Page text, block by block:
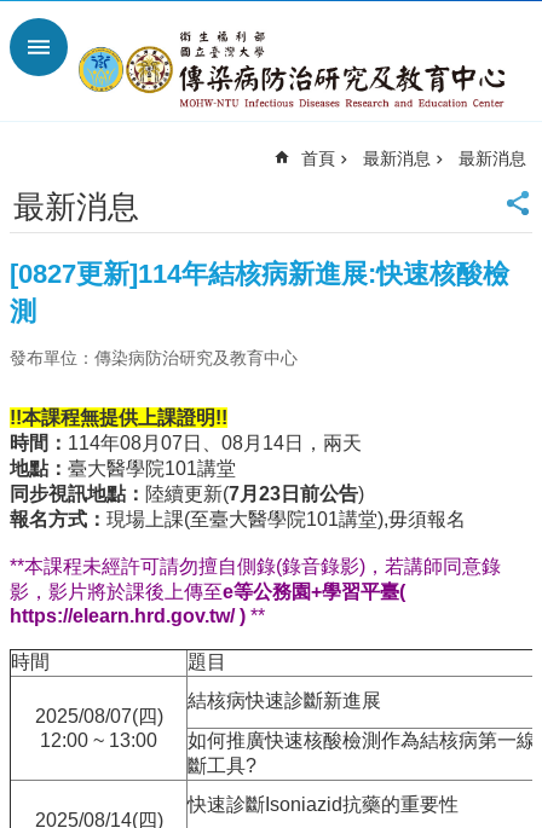
跳到主要內容區塊
進
首
頁
大
網
導
覽
聯
絡
資
雙
語
彙
最
消
息
首頁 最新消息 最新消息
最新消息
[0827更新]114年結核病新進展:快速核酸檢
測
發布單位：傳染病防治研究及教育中心
!!本課程無提供上課證明!!
時間： 114年08月07日、08月14日，兩天
地點： 臺大醫學院101講堂
同步視訊地點： 陸續更新(7月23日前公告)
報名方式： 現場上課(至臺大醫學院101講堂),毋須報名
**本課程未經許可請勿擅自側錄(錄音錄影)，若講師同意錄
影，影片將於課後上傳至e等公務園+學習平臺(
https://elearn.hrd.gov.tw/ ) **
時間 題目
2025/08/07(四)
12:00 ~ 13:00
結核病快速診斷新進展
如何推廣快速核酸檢測作為結核病第一線
斷工具?
2025/08/14(四)
快速診斷Isoniazid抗藥的重要性